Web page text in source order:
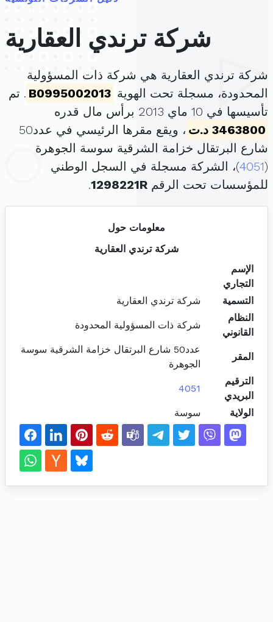
شركة ترندي العقارية
شركة ترندي العقارية هي شركة ذات المسؤولية
المحدودة، مسجلة تحت الهوية B0995002013 . تم
تأسيسها في 10 ماي 2013 برأس مال قدره
3463800 د.ت
، ويقع مقرها الرئيسي في عدد50
شارع البرتقال خزامة الشرقية سوسة الجوهرة
(
4051)، الشركة مسجلة في السجل الوطني
للمؤسسات تحت الرقم 1298221R
.
معلومات حول
شركة ترندي العقارية
الإسم
التجاري
التسمية
شركة ترندي العقارية
النظام
القانوني
شركة ذات المسؤولية المحدودة
المقر
عدد50 شارع البرتقال خزامة الشرقية سوسة
الجوهرة
الترقيم
البريدي
4051
الولاية سوسة